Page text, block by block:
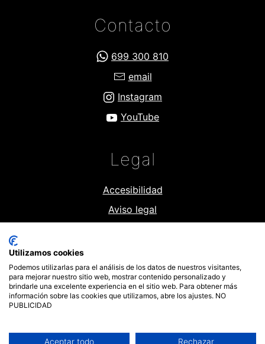
Contacto
699 300 810
email
Instagram
YouTube
Legal
Accesibilidad
Aviso legal
©2026ALCOLOR. Todos los derechos reservados.
Utilizamos cookies
Podemos utilizarlas para el análisis de los datos de nuestros visitantes,
para mejorar nuestro sitio web, mostrar contenido personalizado y
brindarle una excelente experiencia en el sitio web. Para obtener más
información sobre las cookies que utilizamos, abre los ajustes. NO
PUBLICIDAD
Aceptar todo Rechazar